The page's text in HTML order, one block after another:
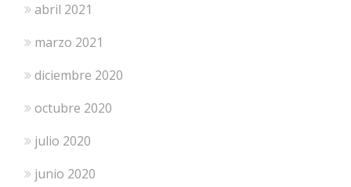
abril 2021
marzo 2021
diciembre 2020
octubre 2020
julio 2020
junio 2020